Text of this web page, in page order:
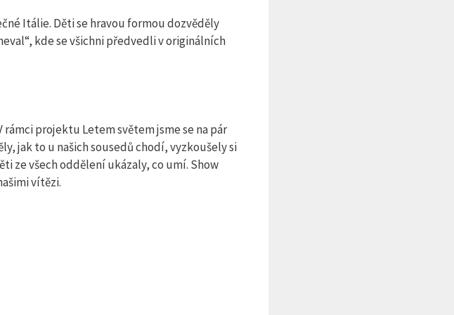
Itálie. Děti se hravou formou dozvěděly
kde se všichni předvedli v originálních
rámci projektu Letem světem jsme se na pár
jak to u našich sousedů chodí, vyzkoušely si
ze všech oddělení ukázaly, co umí. Show
vítězi.